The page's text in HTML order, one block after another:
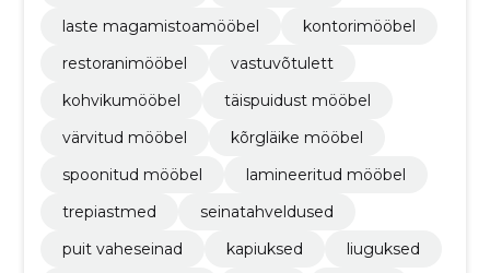
laste magamistoamööbel
kontorimööbel
restoranimööbel
vastuvõtulett
kohvikumööbel
täispuidust mööbel
värvitud mööbel
kõrgläike mööbel
spoonitud mööbel
lamineeritud mööbel
trepiastmed
seinatahveldused
puit vaheseinad
kapiuksed
liuguksed